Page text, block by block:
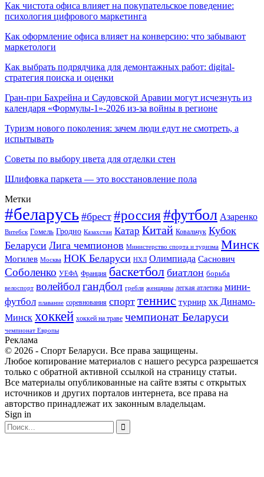
Как чистота офиса влияет на покупательское поведение:
психология цифрового маркетинга
Как оформление офиса влияет на конверсию: что забывают
маркетологи
Как выбрать подрядчика для демонтажных работ: digital-
стратегия поиска и оценки
Гран-при Бахрейна и Саудовской Аравии могут исчезнуть из
календаря «Формулы-1»-2026 из-за войны в регионе
Туризм нового поколения: зачем люди едут не смотреть, а
испытывать
Советы по выбору цвета для отделки стен
Шлифовка паркета — это восстановление пола
Метки
#беларусь #брест #россия#футбол Азаренко
Витебск Гомель Гродно Казахстан Катар Китай Ковальчук Кубок
Беларуси Лига чемпионов Министерство спорта и туризма Минск
Могилев Москва НОК Беларуси НХЛ Олимпиада Саснович
Соболенко УЕФА Франция баскетбол биатлон борьба
велоспорт волейболгандбол гребля женщины легкая атлетика мини-
футбол плавание соревнования спорт теннис турнир хк Динамо-
Минск хоккей хоккей на траве чемпионат Беларуси
чемпионат Европы
Реклама
© 2026 - Спорт Беларуси. Все права защищены.
Любое копирование материалов с нашего ресурса разрешается
только с обратной активной ссылкой на страницу статьи.
Все материалы опубликованные на сайте взяты с открытых
источников и других порталов интернета, все права на
авторство принадлежат их законным владельцам.
Sign in